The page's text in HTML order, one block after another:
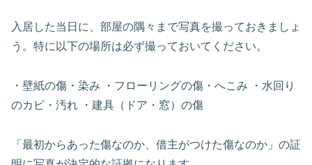
入居した当日に、部屋の隅々まで写真を撮っておきましょ
う。特に以下の場所は必ず撮っておいてください。
・壁紙の傷・染み ・フローリングの傷・へこみ ・水回り
のカビ・汚れ ・建具（ドア・窓）の傷
「最初からあった傷なのか、借主がつけた傷なのか」の証